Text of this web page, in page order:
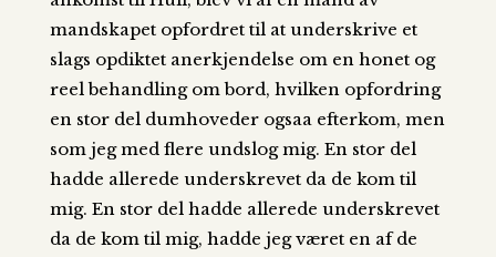
mandskapet opfordret til at underskrive et
slags opdiktet anerkjendelse om en honet og
reel behandling om bord, hvilken opfordring
en stor del dumhoveder ogsaa efterkom, men
som jeg med flere undslog mig. En stor del
hadde allerede underskrevet da de kom til
mig. En stor del hadde allerede underskrevet
da de kom til mig, hadde jeg været en af de